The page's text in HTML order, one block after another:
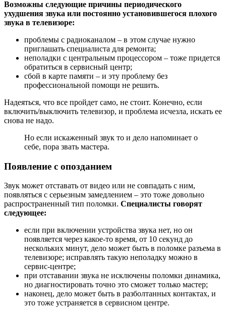
Возможны следующие причины периодического
ухудшения звука или постоянно установившегося плохого
звука в телевизоре:
проблемы с радиоканалом – в этом случае нужно
приглашать специалиста для ремонта;
неполадки с центральным процессором – тоже придется
обратиться в сервисный центр;
сбой в карте памяти – и эту проблему без
профессиональной помощи не решить.
Надеяться, что все пройдет само, не стоит. Конечно, если
включить/выключить телевизор, и проблема исчезла, искать ее
снова не надо.
Но если искаженный звук то и дело напоминает о
себе, пора звать мастера.
Появление с опозданием
Звук может отставать от видео или не совпадать с ним,
появляться с серьезным замедлением – это тоже довольно
распространенный тип поломки. Специалисты говорят
следующее:
если при включении устройства звука нет, но он
появляется через какое-то время, от 10 секунд до
нескольких минут, дело может быть в поломке разъема в
телевизоре; исправлять такую неполадку можно в
сервис-центре;
при отставании звука не исключены поломки динамика,
но диагностировать точно это сможет только мастер;
наконец, дело может быть в разболтанных контактах, и
это тоже устраняется в сервисном центре.